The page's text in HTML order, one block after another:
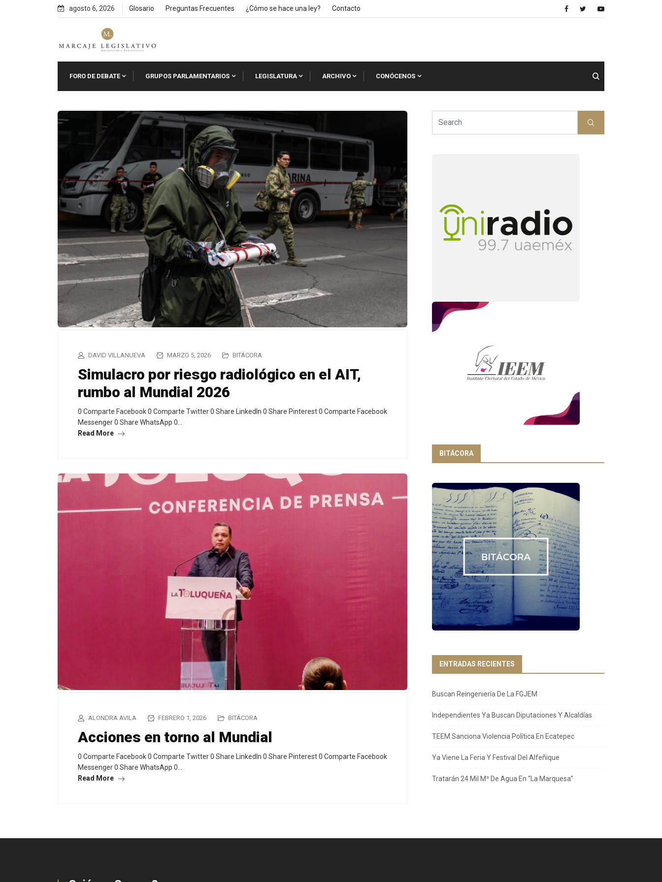
agosto 6, 2026 Glosario Preguntas Frecuentes ¿Cómo se hace una ley? Contacto
FORO DE DEBATE GRUPOS PARLAMENTARIOS LEGISLATURA ARCHIVO CONÓCENOS
DAVID VILLANUEVA MARZO 5, 2026 BITÁCORA
Simulacro por riesgo radiológico en el AIT,
rumbo al Mundial 2026
0 Comparte Facebook 0 Comparte Twitter 0 Share LinkedIn 0 Share Pinterest 0 Comparte Facebook
Messenger 0 Share WhatsApp 0…
Read More
ALONDRA AVILA FEBRERO 1, 2026 BITÁCORA
Acciones en torno al Mundial
0 Comparte Facebook 0 Comparte Twitter 0 Share LinkedIn 0 Share Pinterest 0 Comparte Facebook
Messenger 0 Share WhatsApp 0…
Read More
BITÁCORA
ENTRADAS RECIENTES
Buscan Reingeniería De La FGJEM
Independientes Ya Buscan Diputaciones Y Alcaldías
TEEM Sanciona Violencia Política En Ecatepec
Ya Viene La Feria Y Festival Del Alfeñique
Tratarán 24 Mil M³ De Agua En “La Marquesa”